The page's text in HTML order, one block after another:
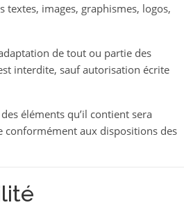
images, graphismes, logos,
de tout ou partie des
interdite, sauf autorisation écrite
éléments qu’il contient sera
conformément aux dispositions des